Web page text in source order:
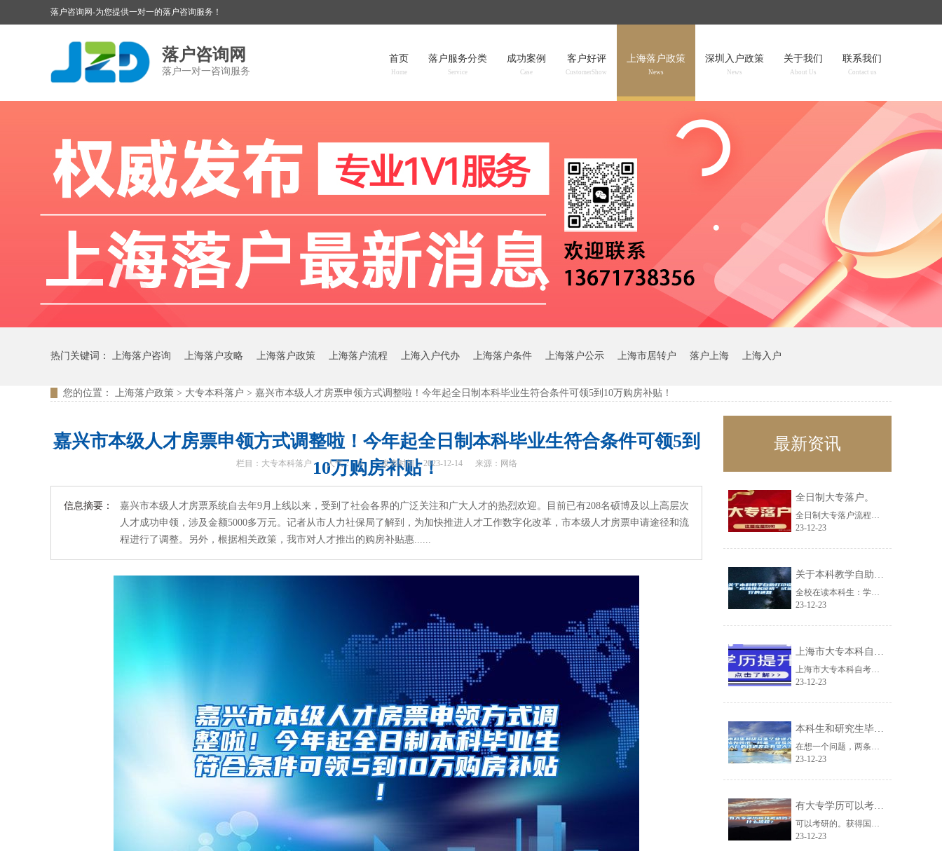
落户咨询网-为您提供一对一的落户咨询服务！
落户咨询网
落户一对一咨询服务
首页
Home
落户服务分类
Service
成功案例
Case
客户好评
CustomerShow
上海落户政策
News
深圳入户政策
News
关于我们
About Us
联系我们
Contact us
热门关键词： 上海落户咨询 上海落户攻略 上海落户政策 上海落户流程 上海入户代办 上海落户条件 上海落户公示 上海市居转户 落户上海 上海入户
您的位置： 上海落户政策 > 大专本科落户 > 嘉兴市本级人才房票申领方式调整啦！今年起全日制本科毕业生符合条件可领5到10万购房补贴！
嘉兴市本级人才房票申领方式调整啦！今年起全日制本科毕业生符合条件可领5到
10万购房补贴！
栏目： 大专本科落户 人气： 0 发表时间：2023-12-14 来源：网络
信息摘要：
嘉兴市本级人才房票系统自去年9月上线以来，受到了社会各界的广泛关注和广大人才的热烈欢迎。目前已有208名硕博及以上高层次
人才成功申领，涉及金额5000多万元。记者从市人力社保局了解到，为加快推进人才工作数字化改革，市本级人才房票申请途径和流
程进行了调整。另外，根据相关政策，我市对人才推出的购房补贴惠......
最新资讯
全日制大专落户。
全日制大专落户流程。要求：1：必须要求是全日制大专学历。2：年龄35周岁以内......
23-12-23
关于本科教学自助打印设备“成绩排名证明”试运行的通知
全校在读本科生：学生事务大厅本科教学自助打印设备现开通《成绩排名证明》自助打......
23-12-23
上海市大专本科自考体验课2022已更新(今日／流程)
上海市大专本科自考体验课2022已更新(今日/流程)fKgmtj北京百聪教育......
23-12-23
本科生和研究生毕业进入诸如腾讯、阿里、网易等大厂的待遇差距有多大？
在想一个问题，两条道路:1.本科毕业入职，在时间线上看，三年相当于研究生毕业......
23-12-23
有大专学历可以考研吗？什么流程？
可以考研的。获得国家承认的高职高专毕业学历后满2年（从毕业后到录取当年9月1......
23-12-23